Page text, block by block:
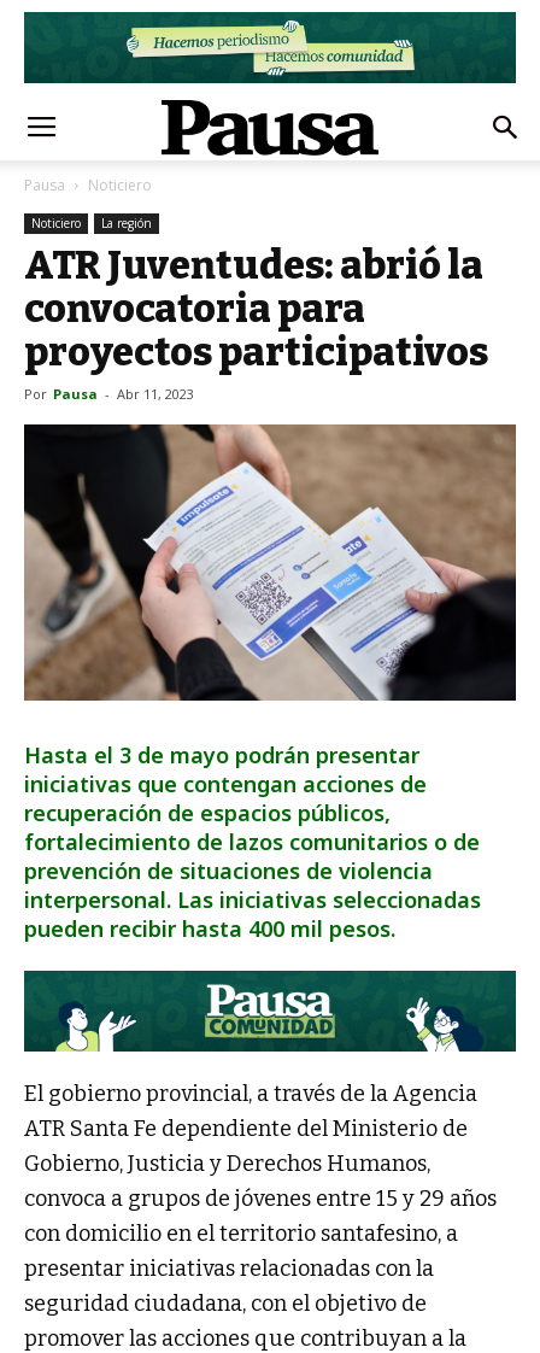
Pausa Noticiero
Noticiero La región
ATR Juventudes: abrió la
convocatoria para
proyectos participativos
Por Pausa - Abr 11, 2023
Hasta el 3 de mayo podrán presentar
iniciativas que contengan acciones de
recuperación de espacios públicos,
fortalecimiento de lazos comunitarios o de
prevención de situaciones de violencia
interpersonal. Las iniciativas seleccionadas
pueden recibir hasta 400 mil pesos.
El gobierno provincial, a través de la Agencia
ATR Santa Fe dependiente del Ministerio de
Gobierno, Justicia y Derechos Humanos,
convoca a grupos de jóvenes entre 15 y 29 años
con domicilio en el territorio santafesino, a
presentar iniciativas relacionadas con la
seguridad ciudadana, con el objetivo de
promover las acciones que contribuyan a la